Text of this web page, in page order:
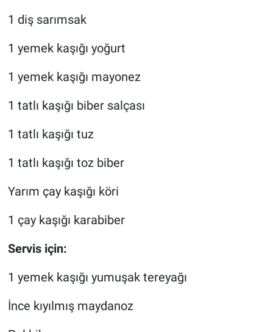
1 diş sarımsak
1 yemek kaşığı yoğurt
1 yemek kaşığı mayonez
1 tatlı kaşığı biber salçası
1 tatlı kaşığı tuz
1 tatlı kaşığı toz biber
Yarım çay kaşığı köri
1 çay kaşığı karabiber
Servis için:
1 yemek kaşığı yumuşak tereyağı
İnce kıyılmış maydanoz